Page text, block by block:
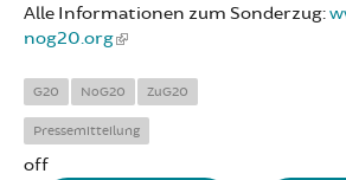
Alle Informationen zum Sonderzug:
nog20.org
G20 NoG20 ZuG20
Pressemitteilung
off